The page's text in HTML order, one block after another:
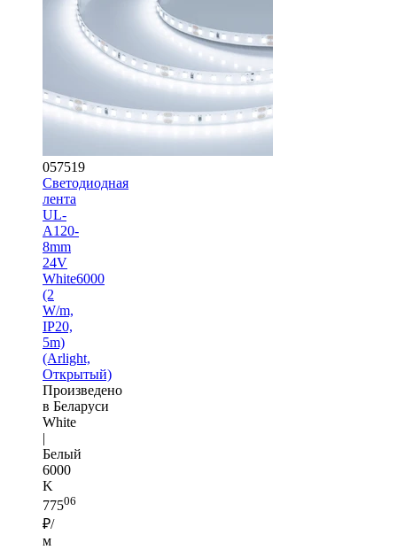
057519
Светодиодная
лента
UL-
A120-
8mm
24V
White6000
(2
W/m,
IP20,
5m)
(Arlight,
Открытый)
Произведено
в Беларуси
White
|
Белый
6000
K
77506
₽/
м